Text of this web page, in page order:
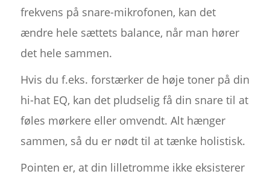
frekvens på snare-mikrofonen, kan det
ændre hele sættets balance, når man hører
det hele sammen.
Hvis du f.eks. forstærker de høje toner på din
hi-hat EQ, kan det pludselig få din snare til at
føles mørkere eller omvendt. Alt hænger
sammen, så du er nødt til at tænke holistisk.
Pointen er, at din lilletromme ikke eksisterer